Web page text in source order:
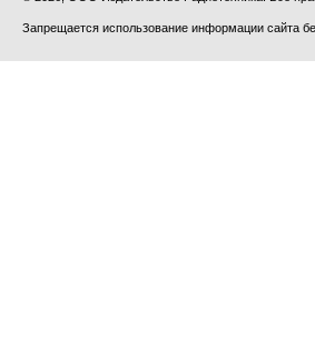
Запрещается использование информации сайта